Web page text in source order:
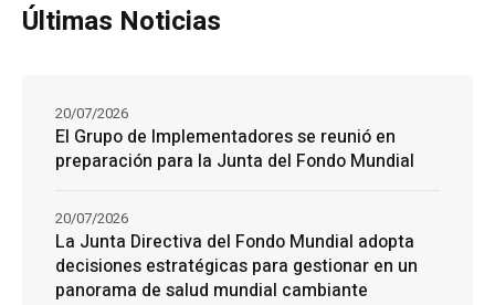
Últimas Noticias
El Grupo de Implementadores se reunió en
preparación para la Junta del Fondo Mundial
20/07/2026
La Junta Directiva del Fondo Mundial adopta
decisiones estratégicas para gestionar en un
panorama de salud mundial cambiante
20/07/2026